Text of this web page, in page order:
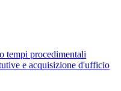
tempi procedimentali
e acquisizione d'ufficio